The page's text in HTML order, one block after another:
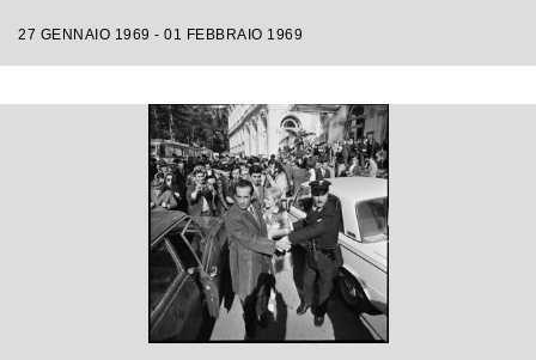
27 GENNAIO 1969 - 01 FEBBRAIO 1969